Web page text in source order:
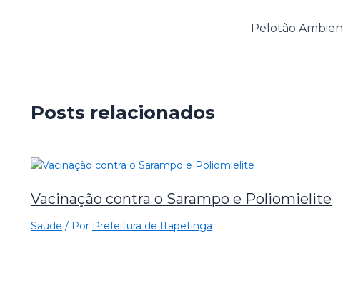
Pelotão
Posts relacionados
Vacinação contra o Sarampo e Poliomielite
Saúde / Por Prefeitura de Itapetinga